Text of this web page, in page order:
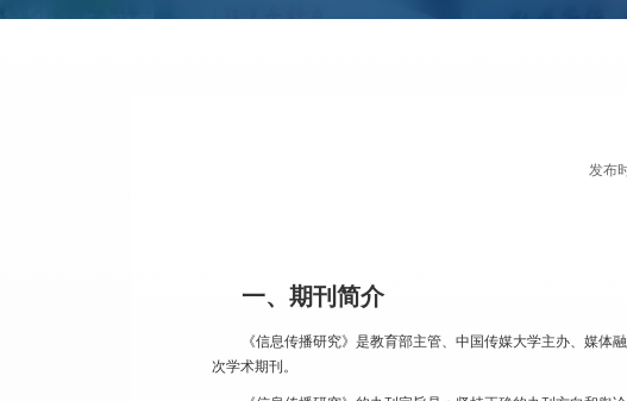
发布
一、期刊简介
《信息传播研究》是教育部主管、中国传媒大学主办、媒
次学术期刊。